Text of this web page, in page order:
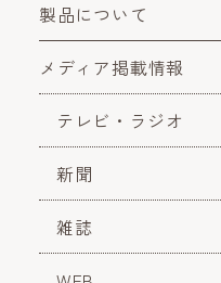
製品について
メディア掲載情報
テレビ・ラジオ
新聞
雑誌